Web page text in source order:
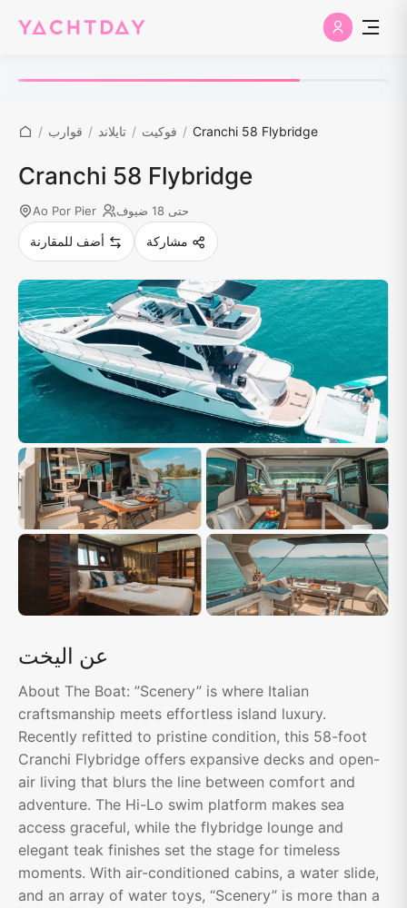
/ قوارب / تايلاند / فوكيت / Cranchi 58 Flybridge
Cranchi 58 Flybridge
Ao Por Pier حتى 18 ضيوف
أضف للمقارنة مشاركة
عن اليخت
About The Boat: ”Scenery” is where Italian
craftsmanship meets effortless island luxury.
Recently refitted to pristine condition, this 58-foot
Cranchi Flybridge offers expansive decks and open-
air living that blurs the line between comfort and
adventure. The Hi-Lo swim platform makes sea
access graceful, while the flybridge lounge and
elegant teak finishes set the stage for timeless
moments. With air-conditioned cabins, a water slide,
and an array of water toys, “Scenery” is more than a